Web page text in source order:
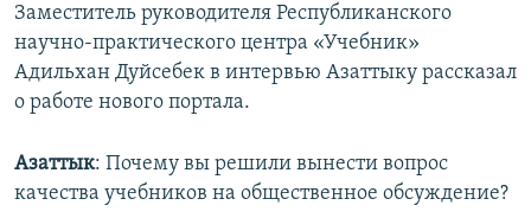
Заместитель руководителя Республиканского
научно-практического центра «Учебник»
Адильхан Дуйсебек в интервью Азаттыку рассказал
о работе нового портала.
Азаттык: Почему вы решили вынести вопрос
качества учебников на общественное обсуждение?